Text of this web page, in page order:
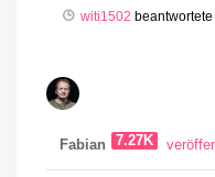
witi1502
Fabian 7.27K